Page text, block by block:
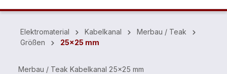
Elektromaterial Kabelkanal
Merbau / Teak
Größen
25x25 mm
Merbau / Teak Kabelkanal 25x25 mm